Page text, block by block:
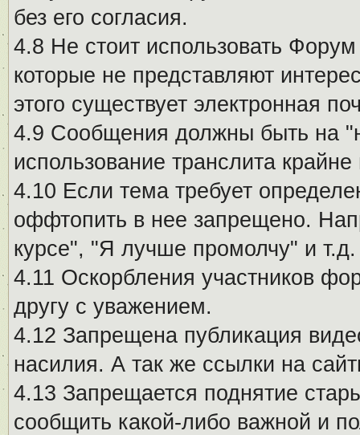
без его согласия.
4.8 Не стоит использовать
которые не представляют
этого существует электронная
4.9 Сообщения должны быть на
использование транслита
4.10 Если тема требует
оффтопить в нее запрещено.
курсе", "Я лучше промолчу" и
4.11 Оскорбления участников
другу с уважением.
4.12 Запрещена публикация
насилия. А так же ссылки на
4.13 Запрещается поднятие
сообщить какой-либо важной и